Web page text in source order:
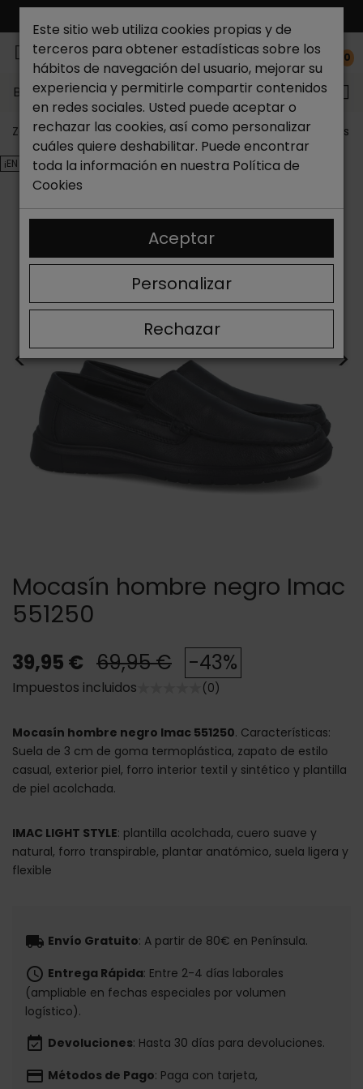
0
Buscar...
Zapateria Catchalot Outlet zapatos Outlet zapatos
¡EN OFERTA!
< >
Mocasín hombre negro Imac
551250
39,95 € 69,95 € -43%
Impuestos incluidos (0)
Mocasín hombre negro Imac 551250. Características:
Suela de 3 cm de goma termoplástica, zapato de estilo
casual, exterior piel, forro interior textil y sintético y plantilla
de piel acolchada.
IMAC LIGHT STYLE: plantilla acolchada, cuero suave y
natural, forro transpirable, plantar anatómico, suela ligera y
flexible
local_shipping Envío Gratuito: A partir de 80€ en Península.
schedule Entrega Rápida: Entre 2-4 días laborales
(ampliable en fechas especiales por volumen
logístico).
event_available Devoluciones: Hasta 30 días para devoluciones.
payment Métodos de Pago: Paga con tarjeta,
Este sitio web utiliza cookies propias y de
terceros para obtener estadísticas sobre los
hábitos de navegación del usuario, mejorar su
experiencia y permitirle compartir contenidos
en redes sociales. Usted puede aceptar o
rechazar las cookies, así como personalizar
cuáles quiere deshabilitar. Puede encontrar
toda la información en nuestra Política de
Cookies
Rechazar
Personalizar
Aceptar